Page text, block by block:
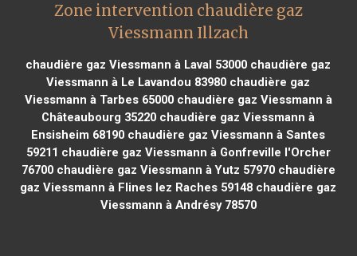
Zone intervention chaudière gaz
Viessmann Illzach
chaudière gaz Viessmann à Laval 53000 chaudière gaz
Viessmann à Le Lavandou 83980 chaudière gaz
Viessmann à Tarbes 65000chaudière gaz Viessmann à
Châteaubourg 35220 chaudière gaz Viessmann à
Ensisheim 68190 chaudière gaz Viessmann à Santes
59211 chaudière gaz Viessmann à Gonfreville l'Orcher
76700chaudière gaz Viessmann à Yutz 57970chaudière
gaz Viessmann à Flines lez Raches 59148 chaudière gaz
Viessmann à Andrésy 78570